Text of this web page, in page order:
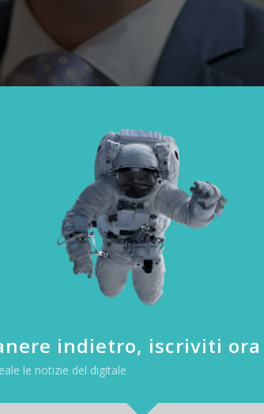
indietro, iscriviti ora
le notizie del digitale